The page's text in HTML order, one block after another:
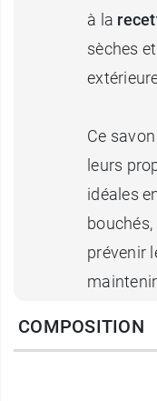
à la
sèches
Ce
leurs
idéales
prévenir
Le savon
COMPOSITION